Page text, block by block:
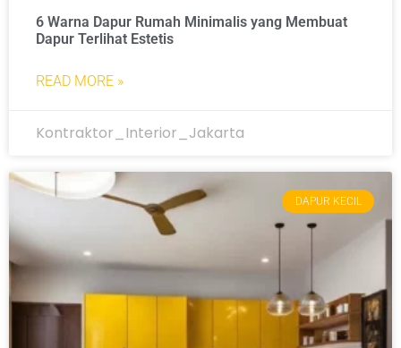
6 Warna Dapur Rumah Minimalis yang Membuat
Dapur Terlihat Estetis
READ MORE »
Kontraktor_Interior_Jakarta
DAPUR KECIL